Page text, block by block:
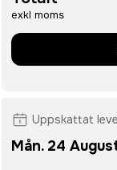
exkl moms
Uppskattat
Mån. 24